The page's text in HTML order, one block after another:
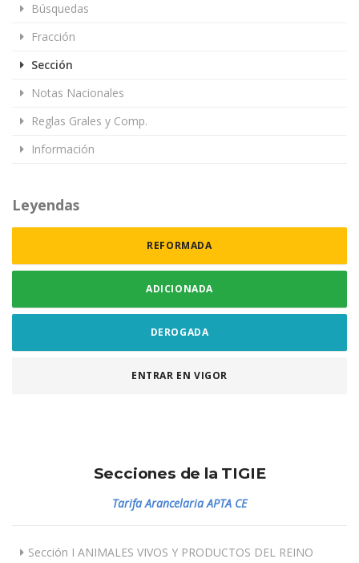
Búsquedas
Fracción
Sección
Notas Nacionales
Reglas Grales y Comp.
Información
Leyendas
REFORMADA
ADICIONADA
DEROGADA
ENTRAR EN VIGOR
Secciones de la TIGIE
Tarifa Arancelaria APTA CE
Sección I ANIMALES VIVOS Y PRODUCTOS DEL REINO